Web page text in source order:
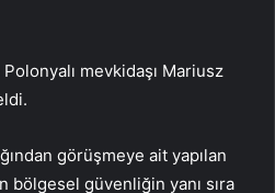
mevkidaşı Mariusz
görüşmeye ait yapılan
bölgesel güvenliğin yanı sıra